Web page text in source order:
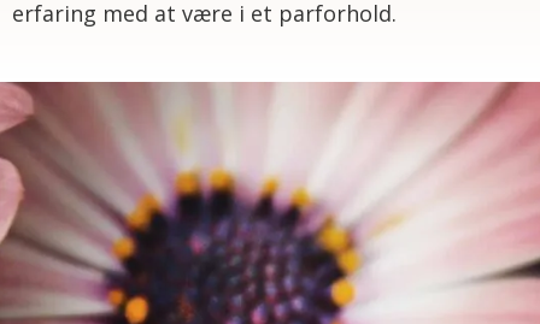
erfaring med at være i et parforhold.